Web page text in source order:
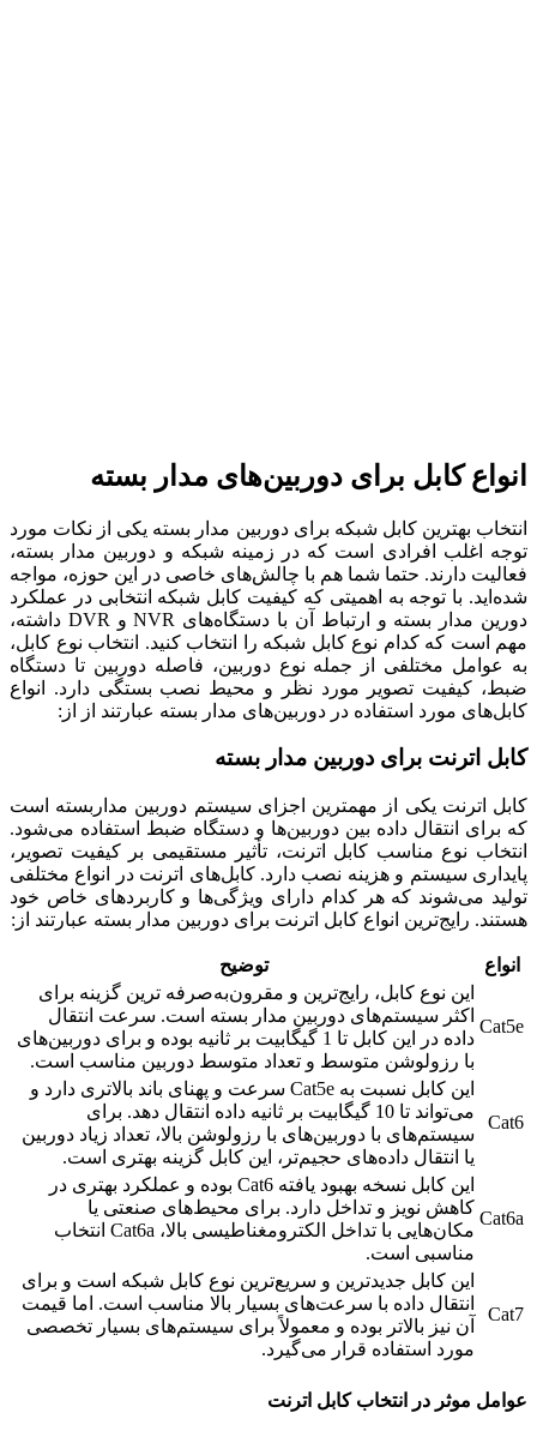
انواع کابل برای دوربین‌های مدار بسته
انتخاب بهترین کابل شبکه برای دوربین مدار بسته یکی از نکات مورد
توجه اغلب افرادی است که در زمینه شبکه و دوربین مدار بسته،
فعالیت دارند. حتما شما هم با چالش‌های خاصی در این حوزه، مواجه
شده‌اید. با توجه به اهمیتی که کیفیت کابل شبکه انتخابی در عملکرد
دورین مدار بسته و ارتباط آن با دستگاه‌های NVR و DVR داشته،
مهم است که کدام نوع کابل شبکه را انتخاب کنید. انتخاب نوع کابل،
به عوامل مختلفی از جمله نوع دوربین، فاصله دوربین تا دستگاه
ضبط، کیفیت تصویر مورد نظر و محیط نصب بستگی دارد. انواع
کابل‌های مورد استفاده در دوربین‌های مدار بسته عبارتند از از:
کابل اترنت برای دوربین مدار بسته
کابل اترنت یکی از مهمترین اجزای سیستم دوربین مداربسته است
که برای انتقال داده بین دوربین‌ها و دستگاه ضبط استفاده می‌شود.
انتخاب نوع مناسب کابل اترنت، تأثیر مستقیمی بر کیفیت تصویر،
پایداری سیستم و هزینه نصب دارد. کابل‌های اترنت در انواع مختلفی
تولید می‌شوند که هر کدام دارای ویژگی‌ها و کاربردهای خاص خود
هستند. رایج‌ترین انواع کابل اترنت برای دوربین مدار بسته عبارتند از:
انواع توضیح
Cat5e
این نوع کابل، رایج‌ترین و مقرون‌به‌صرفه ترین گزینه برای
اکثر سیستم‌های دوربین مدار بسته است. سرعت انتقال
داده در این کابل تا 1 گیگابیت بر ثانیه بوده و برای دوربین‌های
با رزولوشن متوسط و تعداد متوسط دوربین مناسب است.
Cat6
این کابل نسبت به Cat5e سرعت و پهنای باند بالاتری دارد و
می‌تواند تا 10 گیگابیت بر ثانیه داده انتقال دهد. برای
سیستم‌های با دوربین‌های با رزولوشن بالا، تعداد زیاد دوربین
یا انتقال داده‌های حجیم‌تر، این کابل گزینه بهتری است.
Cat6a
این کابل نسخه بهبود یافته Cat6 بوده و عملکرد بهتری در
کاهش نویز و تداخل دارد. برای محیط‌های صنعتی یا
مکان‌هایی با تداخل الکترومغناطیسی بالا، Cat6a انتخاب
مناسبی است.
Cat7
این کابل جدیدترین و سریع‌ترین نوع کابل شبکه است و برای
انتقال داده با سرعت‌های بسیار بالا مناسب است. اما قیمت
آن نیز بالاتر بوده و معمولاً برای سیستم‌های بسیار تخصصی
مورد استفاده قرار می‌گیرد.
عوامل موثر در انتخاب کابل اترنت